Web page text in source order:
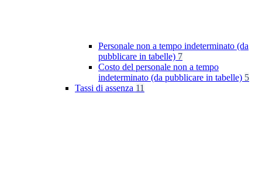
Personale non a tempo indeterminato (da
pubblicare in tabelle) 7
Costo del personale non a tempo
indeterminato (da pubblicare in tabelle) 5
Tassi di assenza 11